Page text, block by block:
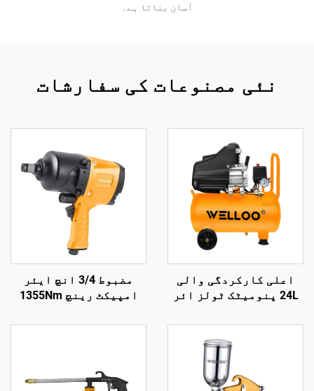
آسان بناتا ہے۔
نئی مصنوعات کی سفارشات
اعلی کارکردگی والی
24L پنومیٹک ٹولز ائر
175L/min آؤٹ پٹ
مضبوط 3/4 انچ ایئر
امپیکٹ رینچ 1355Nm
آٹو مرمت کے لیے